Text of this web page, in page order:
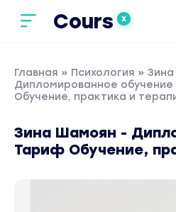
Cours X
Главная » Психология »
Дипломированное
Обучение, практика и
Зина Шамоян -
Тариф Обучение,